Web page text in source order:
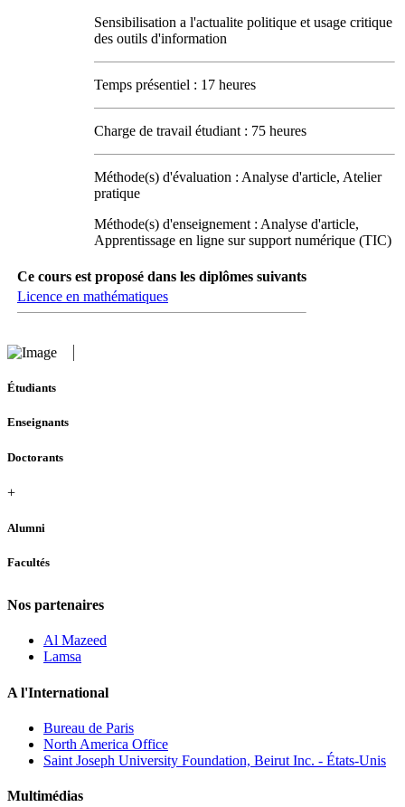
Sensibilisation a l'actualite politique et usage critique
des outils d'information
Temps présentiel : 17 heures
Charge de travail étudiant : 75 heures
Méthode(s) d'évaluation : Analyse d'article, Atelier
pratique
Méthode(s) d'enseignement : Analyse d'article,
Apprentissage en ligne sur support numérique (TIC)
Ce cours est proposé dans les diplômes suivants
Licence en mathématiques
Étudiants
Enseignants
Doctorants
+
Alumni
Facultés
Nos partenaires
Al Mazeed
Lamsa
A l'International
Bureau de Paris
North America Office
Saint Joseph University Foundation, Beirut Inc. - États-Unis
Multimédias